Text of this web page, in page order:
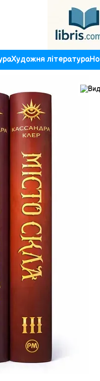
Художня література